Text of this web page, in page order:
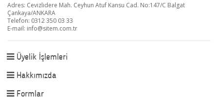
Adres: Cevizlidere Mah. Ceyhun Atuf Kansu Cad. No:147/C Balgat
Çankaya/ANKARA
Telefon: 0312 350 03 33
E-mail: info@sitem.com.tr
Üyelik İşlemleri
Hakkımızda
Formlar